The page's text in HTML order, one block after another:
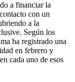
a financiar la
con un
a la
Según los
ha registrado una
en febrero y
cada uno de esos